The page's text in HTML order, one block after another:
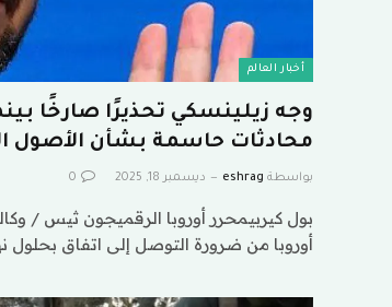
أخبار العالم
وجه زيلينسكي تحذيرًا صارخًا
محادثات حاسمة بشأن الأصول
بواسطة eshrag ديسمبر 18, 2025 0
بول كيربيمحرر أوروبا الرقميجون ثيس /
أوروبا من ضرورة التوصل إلى اتفاق بحلول